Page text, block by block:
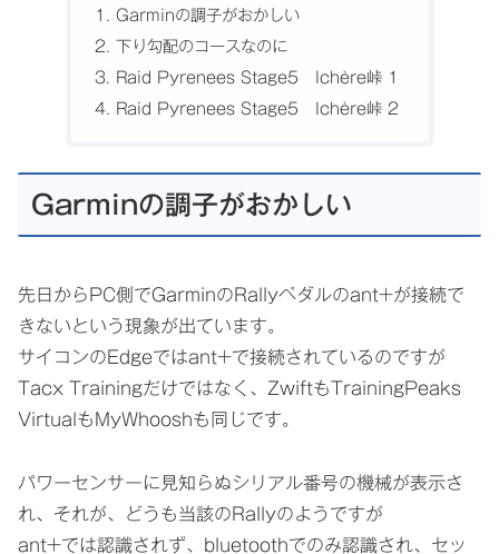
Garminの調子がおかしい
下り勾配のコースなのに
Raid Pyrenees Stage5 Ichère峠 1
Raid Pyrenees Stage5 Ichère峠 2
Garminの調子がおかしい
先日からPC側でGarminのRallyペダルのant+が接続で
きないという現象が出ています。
サイコンのEdgeではant+で接続されているのですが
Tacx Trainingだけではなく、ZwiftもTrainingPeaks
VirtualもMyWhooshも同じです。
パワーセンサーに見知らぬシリアル番号の機械が表示さ
れ、それが、どうも当該のRallyのようですが
ant+では認識されず、bluetoothでのみ認識され、セッ